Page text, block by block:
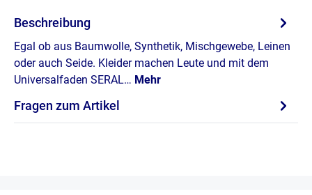
Beschreibung
Egal ob aus Baumwolle, Synthetik, Mischgewebe, Leinen
oder auch Seide. Kleider machen Leute und mit dem
Universalfaden SERAL… Mehr
Fragen zum Artikel